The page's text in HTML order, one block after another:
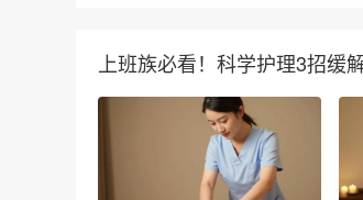
上班族必看！科学护理3招缓